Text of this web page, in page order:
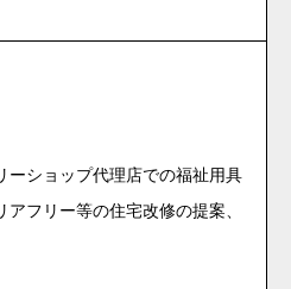
ーショップ代理店での福祉用具
フリー等の住宅改修の提案、